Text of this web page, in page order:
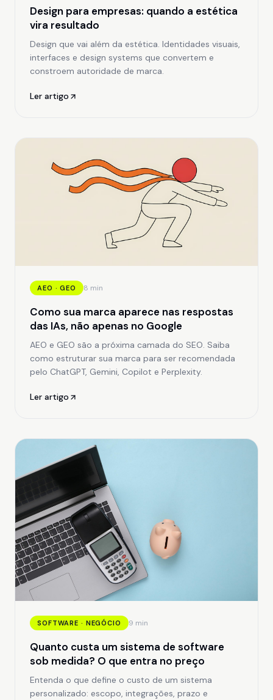
Design para empresas: quando a estética
vira resultado
Design que vai além da estética. Identidades visuais,
interfaces e design systems que convertem e
constroem autoridade de marca.
Ler artigo
AEO · GEO 8 min
Como sua marca aparece nas respostas
das IAs, não apenas no Google
AEO e GEO são a próxima camada do SEO. Saiba
como estruturar sua marca para ser recomendada
pelo ChatGPT, Gemini, Copilot e Perplexity.
Ler artigo
SOFTWARE · NEGÓCIO 9 min
Quanto custa um sistema de software
sob medida? O que entra no preço
Entenda o que define o custo de um sistema
personalizado: escopo, integrações, prazo e